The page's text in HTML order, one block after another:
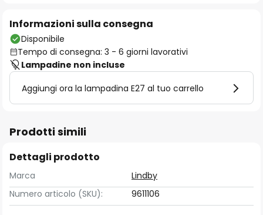
Informazioni sulla consegna
Disponibile
Tempo di consegna: 3 - 6 giorni lavorativi
Lampadine non incluse
Aggiungi ora la lampadina E27 al tuo carrello
Prodotti simili
Dettagli prodotto
Marca
Lindby
Numero articolo (SKU):
9611106